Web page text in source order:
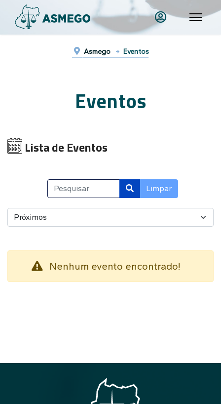
Eventos
Asmego Eventos
Lista de Eventos
COM_USERS_FILTER_SEARCH_DESC
Limpar
Nenhum evento encontrado!